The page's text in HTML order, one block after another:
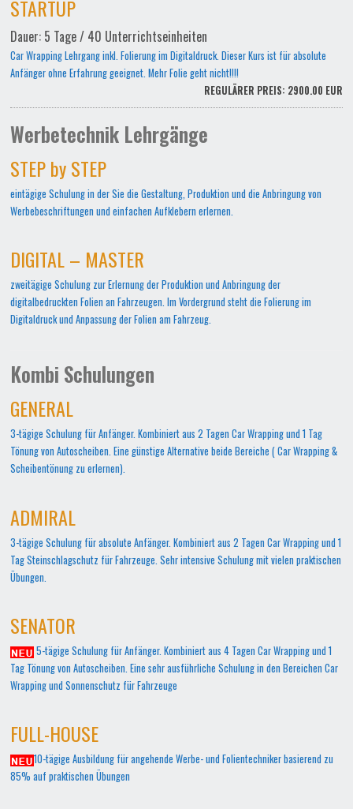
STARTUP
Dauer: 5 Tage / 40 Unterrichtseinheiten
Car Wrapping Lehrgang inkl. Folierung im Digitaldruck. Dieser Kurs ist für absolute
Anfänger ohne Erfahrung geeignet. Mehr Folie geht nicht!!!!
REGULÄRER PREIS: 2900.00 EUR
Werbetechnik Lehrgänge
STEP by STEP
eintägige Schulung in der Sie die Gestaltung, Produktion und die Anbringung von
Werbebeschriftungen und einfachen Aufklebern erlernen.
DIGITAL – MASTER
zweitägige Schulung zur Erlernung der Produktion und Anbringung der
digitalbedruckten Folien an Fahrzeugen. Im Vordergrund steht die Folierung im
Digitaldruck und Anpassung der Folien am Fahrzeug.
Kombi Schulungen
GENERAL
3-tägige Schulung für Anfänger. Kombiniert aus 2 Tagen Car Wrapping und 1 Tag
Tönung von Autoscheiben. Eine günstige Alternative beide Bereiche ( Car Wrapping &
Scheibentönung zu erlernen).
ADMIRAL
3-tägige Schulung für absolute Anfänger. Kombiniert aus 2 Tagen Car Wrapping und 1
Tag Steinschlagschutz für Fahrzeuge. Sehr intensive Schulung mit vielen praktischen
Übungen.
SENATOR
5-tägige Schulung für Anfänger. Kombiniert aus 4 Tagen Car Wrapping und 1
Tag Tönung von Autoscheiben. Eine sehr ausführliche Schulung in den Bereichen Car
Wrapping und Sonnenschutz für Fahrzeuge
FULL-HOUSE
10-tägige Ausbildung für angehende Werbe- und Folientechniker basierend zu
85% auf praktischen Übungen